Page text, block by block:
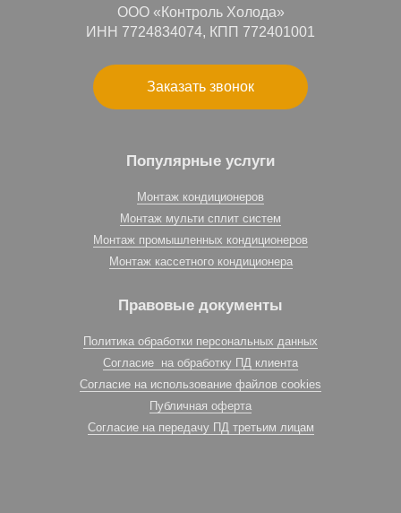
ООО «Контроль Холода»
ИНН 7724834074, КПП 772401001
Заказать звонок
Популярные услуги
Монтаж кондиционеров
Монтаж мульти сплит систем
Монтаж промышленных кондиционеров
Монтаж кассетного кондиционера
Правовые документы
Политика обработки персональных данных
Согласие на обработку ПД клиента
Согласие на использование файлов cookies
Публичная оферта
Согласие на передачу ПД третьим лицам